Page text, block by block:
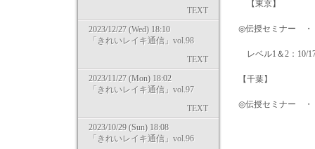
TEXT
2023/12/27 (Wed) 18:10
「きれいレイキ通信」vol.98
TEXT
2023/11/27 (Mon) 18:02
「きれいレイキ通信」vol.97
TEXT
2023/10/29 (Sun) 18:08
「きれいレイキ通信」vol.96
【東京】
◎伝授セミナー ・
レベル1＆2：10/
【千葉】
◎伝授セミナー ・